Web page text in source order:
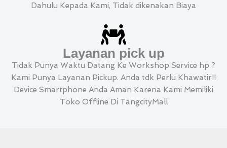
Dahulu Kepada Kami, Tidak dikenakan Biaya
Layanan pick up
Tidak Punya Waktu Datang Ke Workshop Service hp ?
Kami Punya Layanan Pickup. Anda tdk Perlu Khawatir!!
Device Smartphone Anda Aman Karena Kami Memiliki
Toko Offline Di TangcityMall